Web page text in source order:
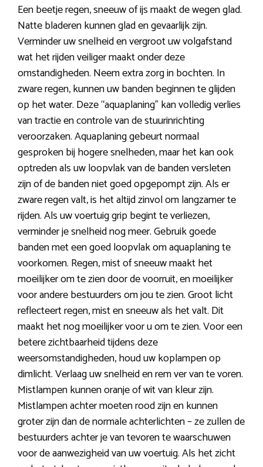
Een beetje regen, sneeuw of ijs maakt de wegen glad.
Natte bladeren kunnen glad en gevaarlijk zijn.
Verminder uw snelheid en vergroot uw volgafstand
wat het rijden veiliger maakt onder deze
omstandigheden. Neem extra zorg in bochten. In
zware regen, kunnen uw banden beginnen te glijden
op het water. Deze “aquaplaning” kan volledig verlies
van tractie en controle van de stuurinrichting
veroorzaken. Aquaplaning gebeurt normaal
gesproken bij hogere snelheden, maar het kan ook
optreden als uw loopvlak van de banden versleten
zijn of de banden niet goed opgepompt zijn. Als er
zware regen valt, is het altijd zinvol om langzamer te
rijden. Als uw voertuig grip begint te verliezen,
verminder je snelheid nog meer. Gebruik goede
banden met een goed loopvlak om aquaplaning te
voorkomen. Regen, mist of sneeuw maakt het
moeilijker om te zien door de voorruit, en moeilijker
voor andere bestuurders om jou te zien. Groot licht
reflecteert regen, mist en sneeuw als het valt. Dit
maakt het nog moeilijker voor u om te zien. Voor een
betere zichtbaarheid tijdens deze
weersomstandigheden, houd uw koplampen op
dimlicht. Verlaag uw snelheid en rem ver van te voren.
Mistlampen kunnen oranje of wit van kleur zijn.
Mistlampen achter moeten rood zijn en kunnen
groter zijn dan de normale achterlichten – ze zullen de
bestuurders achter je van tevoren te waarschuwen
voor de aanwezigheid van uw voertuig. Als het zicht